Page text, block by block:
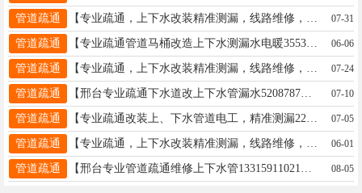
管道疏通 07-31
管道疏通 【专业疏通管道马桶改造上下水测漏水电暖3553555】: 疏通改装维修上下水管道、疏通污水井管道、电锤打孔、安装更换水管、便池、阀门、热水器。疏通管道、修水管、换阀门、水龙头、水表、坐便器便盆、皮碗、水钻打孔，卫生间防水，建筑杂活疏通管道 承接疏通各种疑难下水道、上下水安装 专业疏通改装上、下水管道、电锤打孔、便池阀门热水器。疏通管道修水管换阀门、水龙头、水表、坐便器便盆、皮碗、水钻打孔，家庭电工、卫生间防水、清洗地暖 精准测漏水 地暖 暖气 自来水精准测漏水 地暖测堵 开换锁 清洗太阳能 清洗热水器 地址、电话：3553555一13930938210 06-06
管道疏通 07-24
管道疏通 【邢台专业疏通下水道改上下水管漏水5208787】: : 精准测漏，！疏通改装上、下水管道、疏通污水管道、电锤打孔、安装更换水管（PPR、铝塑管）便池、阀门、热水器，疏通管道，修水管、换阀门、水龙头、水表，坐便器便盆、皮碗、水钻打孔卫生间做防水、建筑杂活疏通各种疑难下水道、上下水安装、空调移机加氟、挖凿门口、墙、地面，修装太阳能热水器，地暖暖气、地暖打压清洗，专业电工，电焊工上门服务，专业美缝，开锁换锁，家庭保洁，修装学校商场中央空调，修装消防管道、修装各种消防喷头 地址、电话：18032970993 07-10
管道疏通 07-05
管道疏通 06-01
管道疏通 08-05